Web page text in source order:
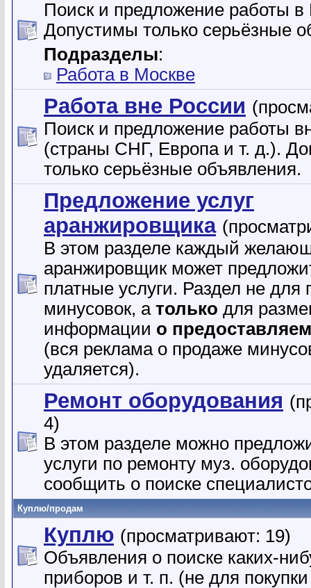
Поиск и предложение работы в
Допустимы только серьёзные
Подразделы:
Работа в Москве
Работа вне России
Поиск и предложение работы
(страны СНГ, Европа и т. д.).
только серьёзные объявления.
Предложение услуг
аранжировщика
В этом разделе каждый
аранжировщик может
платные услуги. Раздел не для
минусовок, а только для
информации о
(вся реклама о продаже
удаляется).
Ремонт оборудования
4)
В этом разделе можно
услуги по ремонту муз.
сообщить о поиске
Куплю/продам
Куплю (просматривают: 19)
Объявления о поиске каких-
приборов и т. п. (не для